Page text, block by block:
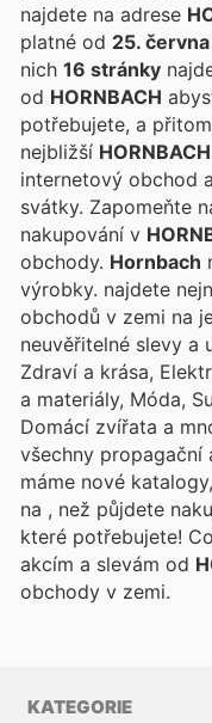
najdete na adrese
platné od 25.
nich 16 stránky
od HORNBACH
potřebujete, a
nejbližší HORNBACH
internetový obchod
svátky. Zapomeňte
nakupování v
obchody. Hornbach
výrobky. najdete
obchodů v zemi na
neuvěřitelné slevy a
Zdraví a krása,
a materiály, Móda,
Domácí zvířata a
všechny propagační
máme nové
na , než půjdete
které potřebujete!
akcím a slevám od
obchody v zemi.
KATEGORIE